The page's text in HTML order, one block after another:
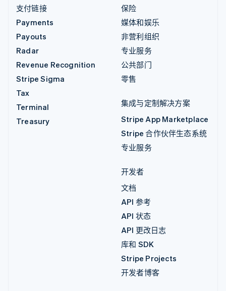
支付链接
Payments
Payouts
Radar
Revenue Recognition
Stripe Sigma
Tax
Terminal
Treasury
保险
媒体和娱乐
非营利组织
专业服务
公共部门
零售
集成与定制解决方案
Stripe App Marketplace
Stripe 合作伙伴生态系统
专业服务
开发者
文档
API 参考
API 状态
API 更改日志
库和 SDK
Stripe Projects
开发者博客